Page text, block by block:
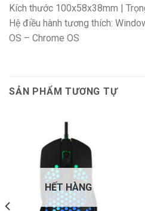
Kích thước 100x58x38mm |
Hệ điều hành tương thích:
OS – Chrome OS
SẢN PHẨM TƯƠNG TỰ
HẾT HÀNG